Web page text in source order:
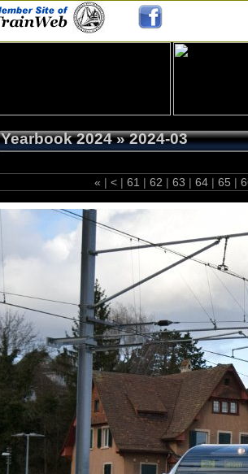
Yearbook 2024»2024-03
« | < | 61 | 62 | 63 | 64 | 65 |